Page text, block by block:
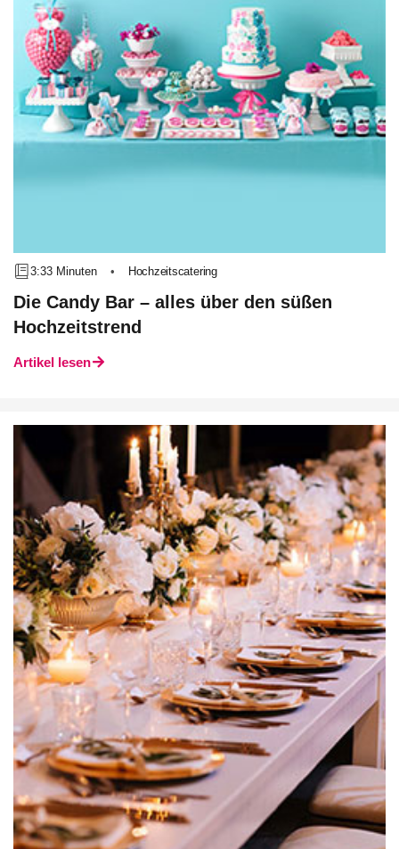
3:33 Minuten • Hochzeitscatering
Die Candy Bar – alles über den süßen
Hochzeitstrend
Artikel lesen